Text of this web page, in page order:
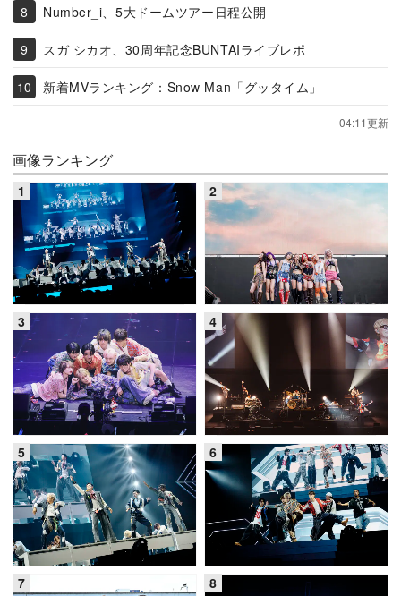
Number_i、5大ドームツアー日程公開
スガ シカオ、30周年記念BUNTAIライブレポ
新着MVランキング：Snow Man「グッタイム」
04:11更新
画像ランキング